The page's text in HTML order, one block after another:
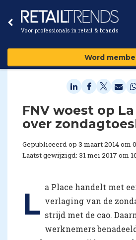
Voor professionals in retail & brands
Word
FNV woest op
over
Gepubliceerd op 3 maart 2014 om
Laatst gewijzigd: 31 mei 2017 om
L a Place handelt met
verlaging van de
strijd met de cao.
werknemers